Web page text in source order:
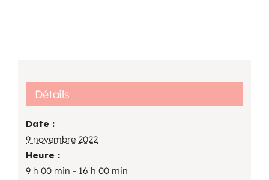
Détails
Date :
9 novembre 2022
Heure :
9 h 00 min - 16 h 00 min